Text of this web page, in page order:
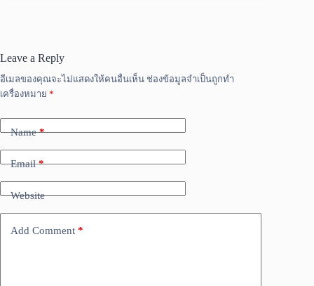
Leave a Reply
อีเมลของคุณจะไม่แสดงให้คนอื่นเห็น ช่องข้อมูลจำเป็นถูกทำ
เครื่องหมาย *
Name*
Email*
Website
Add Comment *